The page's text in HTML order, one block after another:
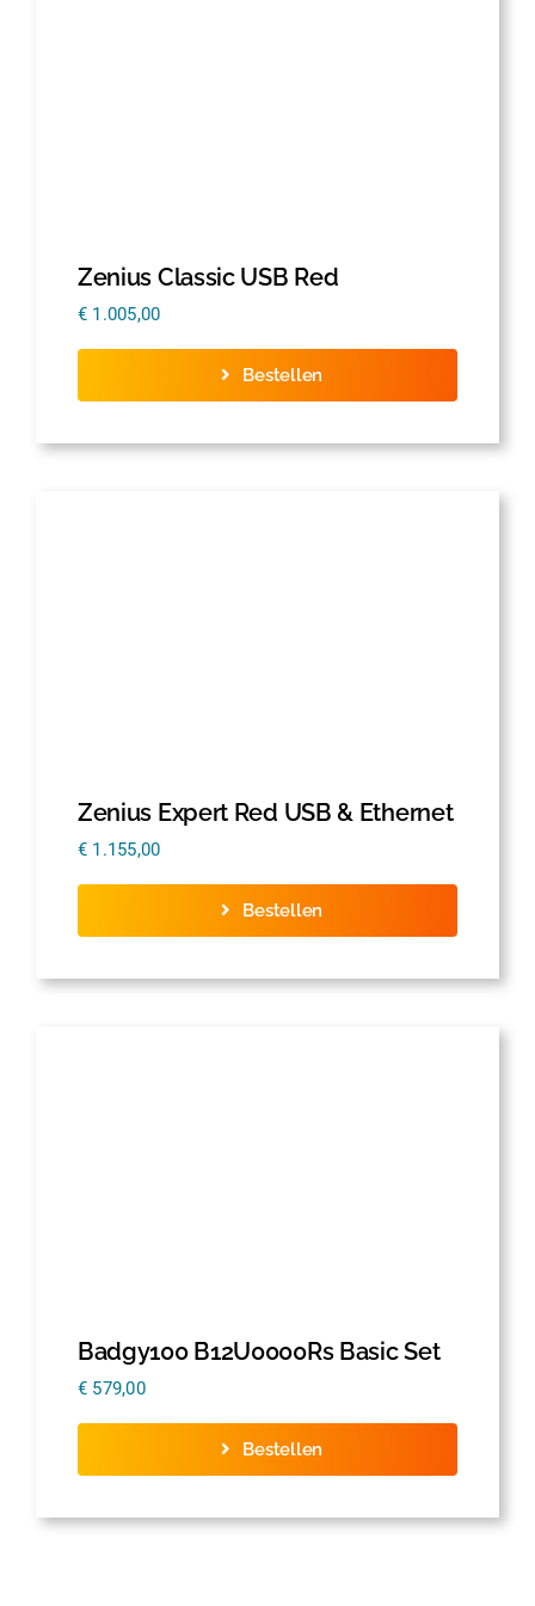
Zenius Classic USB Red
€ 1.005,00
Bestellen
Zenius Expert Red USB & Ethernet
€ 1.155,00
Bestellen
Badgy100 B12U0000Rs Basic Set
€ 579,00
Bestellen